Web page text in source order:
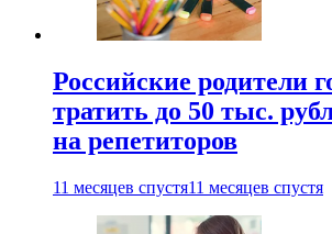
Российские родители
тратить до 50 тыс.
на репетиторов
11 месяцев спустя11 месяцев спустя